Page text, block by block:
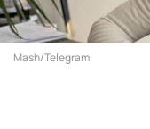
Mash/Telegram